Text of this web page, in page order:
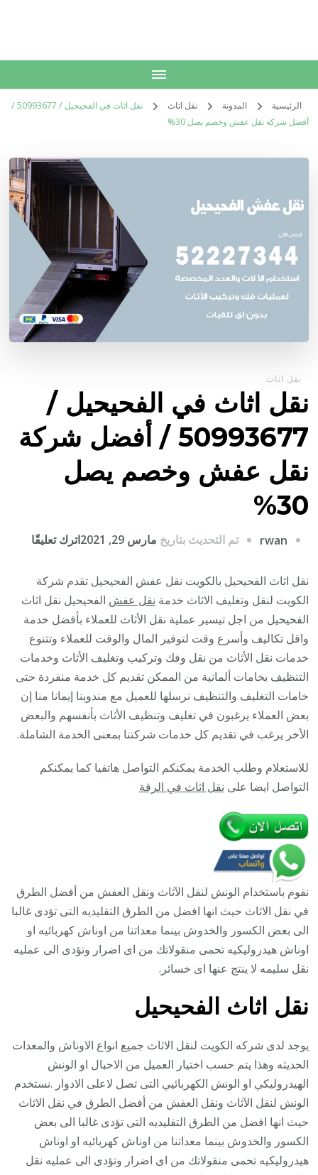
الرئيسية المدونة نقل اثاث
نقل اثاث في الفحيحيل / 50993677 /
أفضل شركة نقل عفش وخصم يصل 30%
نقل اثاث
نقل اثاث في الفحيحيل /
50993677 / أفضل شركة
نقل عفش وخصم يصل
30%
rwan تم التحديث بتاريخ مارس 29, 2021 اترك تعليقًا
في
/
/
أفضل
شركة
نقل
نقل اثاث الفحيحيل بالكويت نقل عفش الفحيحيل تقدم شركة
الكويت لنقل وتغليف الاثاث خدمة نقل عفش الفحيحيل نقل اثاث
الفحيحيل من اجل تيسير عملية نقل الأثاث للعملاء بأفضل خدمة
واقل تكاليف وأسرع وقت لتوفير المال والوقت للعملاء وتتنوع
خدمات نقل الأثاث من نقل وفك وتركيب وتغليف الأثاث وخدمات
التنظيف بخامات ألمانية من الممكن تقديم كل خدمة منفردة حتى
خامات التغليف والتنظيف نرسلها للعميل مع مندوبنا إيمانا منا إن
بعض العملاء يرغبون في تغليف وتنظيف الأثاث بأنفسهم والبعض
الأخر يرغب في تقديم كل خدمات شركتنا بمعنى الخدمة الشاملة.
للاستعلام وطلب الخدمة يمكنكم التواصل هاتفيا كما يمكنكم
التواصل ايضا على نقل اثاث في الرقة
نقوم باستخدام الونش لنقل الآثاث ونقل العفش من أفضل الطرق
في نقل الاثاث حيث انها افضل من الطرق التقليديه التى تؤدى غالبا
الى بعض الكسور والخدوش بينما معداتنا من اوناش كهربائيه او
اوناش هيدروليكيه تحمى منقولاتك من اى اضرار وتؤدى الى عمليه
نقل سليمه لا ينتج عنها اى خسائر.
نقل اثاث الفحيحيل
يوجد لدى شركه الكويت لنقل الاثاث جميع انواع الاوناش والمعدات
الحديثه وهذا يتم حسب اختيار العميل من الاحبال او الونش
الهيدروليكي او الونش الكهربائيي التى تصل لاعلى الادوار .نستخدم
الونش لنقل الآثاث ونقل العفش من أفضل الطرق في نقل الاثاث
حيث انها افضل من الطرق التقليديه التى تؤدى غالبا الى بعض
الكسور والخدوش بينما معداتنا من اوناش كهربائيه او اوناش
هيدروليكيه تحمى منقولاتك من اى اضرار وتؤدى الى عمليه نقل